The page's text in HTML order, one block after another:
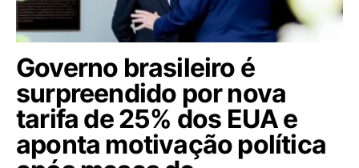
Governo brasileiro é
surpreendido por nova
tarifa de 25% dos EUA e
aponta motivação política